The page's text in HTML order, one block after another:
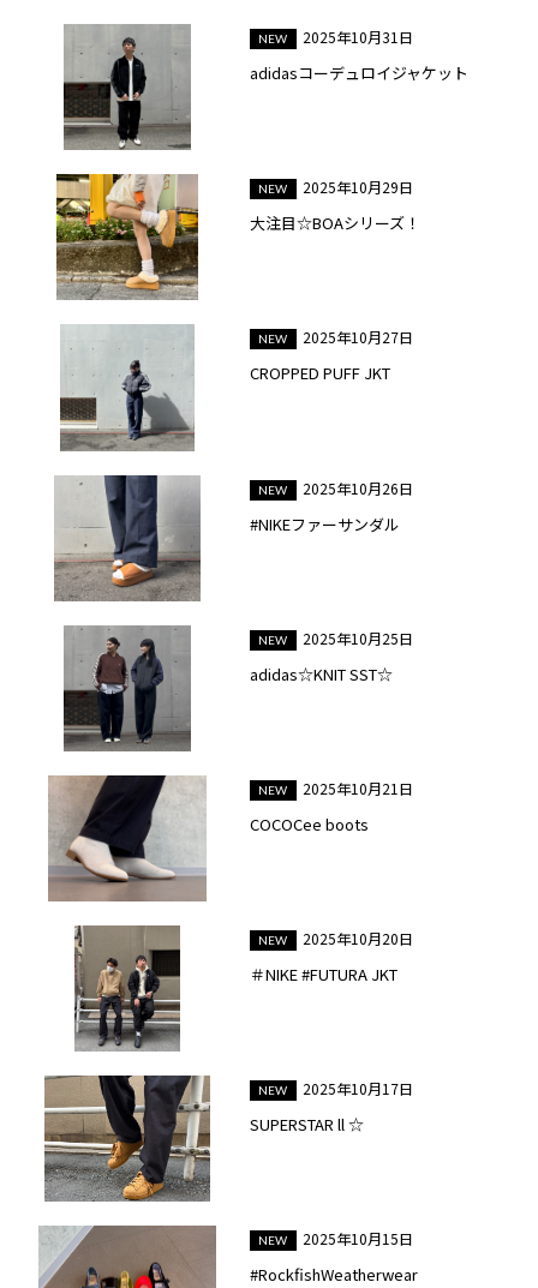
2025年10月31日
adidasコーデュロイジャケット
2025年10月29日
大注目☆BOAシリーズ！
2025年10月27日
CROPPED PUFF JKT
2025年10月26日
#NIKEファーサンダル
2025年10月25日
adidas☆KNIT SST☆
2025年10月21日
COCOCee boots
2025年10月20日
＃NIKE #FUTURA JKT
2025年10月17日
SUPERSTAR ll ☆
2025年10月15日
#RockfishWeatherwear